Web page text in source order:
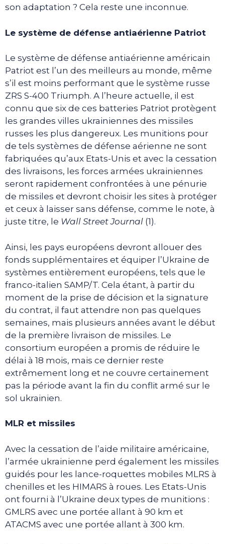
son adaptation ? Cela reste une inconnue.
Le système de défense antiaérienne Patriot
Le système de défense antiaérienne américain
Patriot est l’un des meilleurs au monde, même
s’il est moins performant que le système russe
ZRS S-400 Triumph. A l’heure actuelle, il est
connu que six de ces batteries Patriot protègent
les grandes villes ukrainiennes des missiles
russes les plus dangereux. Les munitions pour
de tels systèmes de défense aérienne ne sont
fabriquées qu’aux Etats-Unis et avec la cessation
des livraisons, les forces armées ukrainiennes
seront rapidement confrontées à une pénurie
de missiles et devront choisir les sites à protéger
et ceux à laisser sans défense, comme le note, à
juste titre, le Wall Street Journal (1).
Ainsi, les pays européens devront allouer des
fonds supplémentaires et équiper l’Ukraine de
systèmes entièrement européens, tels que le
franco-italien SAMP/T. Cela étant, à partir du
moment de la prise de décision et la signature
du contrat, il faut attendre non pas quelques
semaines, mais plusieurs années avant le début
de la première livraison de missiles. Le
consortium européen a promis de réduire le
délai à 18 mois, mais ce dernier reste
extrêmement long et ne couvre certainement
pas la période avant la fin du conflit armé sur le
sol ukrainien.
MLR et missiles
Avec la cessation de l’aide militaire américaine,
l’armée ukrainienne perd également les missiles
guidés pour les lance-roquettes mobiles MLRS à
chenilles et les HIMARS à roues. Les Etats-Unis
ont fourni à l’Ukraine deux types de munitions :
GMLRS avec une portée allant à 90 km et
ATACMS avec une portée allant à 300 km.